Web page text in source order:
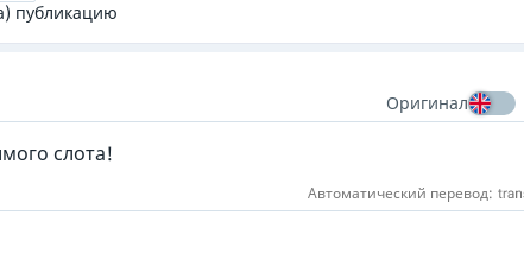
публикацию
Оригинал
слота!
Автоматический перевод: